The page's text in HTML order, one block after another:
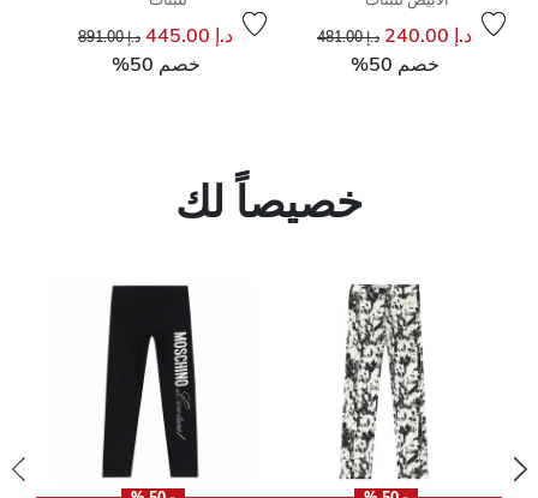
د.إ 240.00 سعر مخفض من د.إ 481.00 إلى
خصم 50%
د.إ 445.00 سعر مخفض من د.إ 891.00
خصم 50%
خصيصاً لك